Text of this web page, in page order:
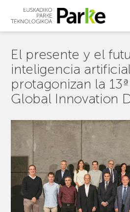
El presente y el
inteligencia
protagonizan la
Global Innovation